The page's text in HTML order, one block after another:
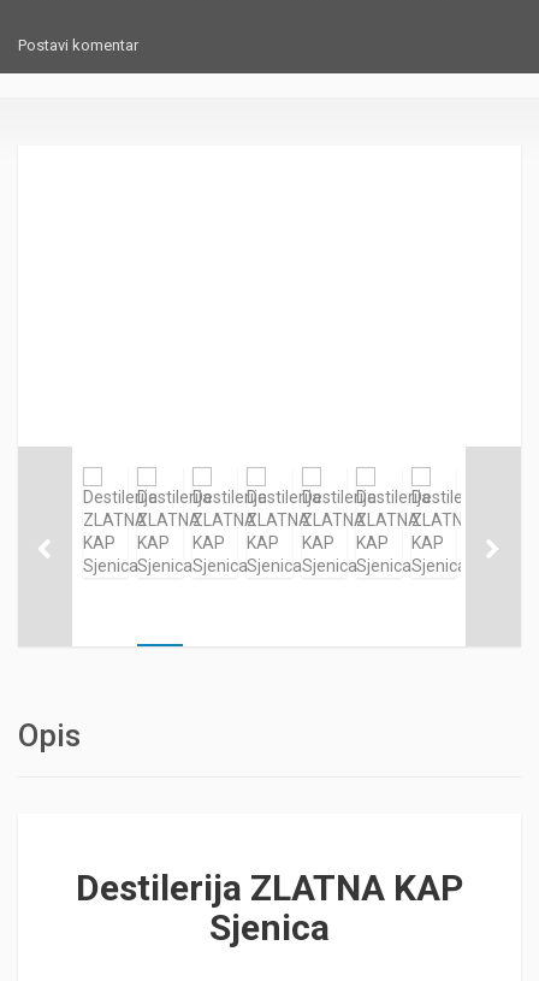
Postavi komentar
Opis
Destilerija ZLATNA KAP
Sjenica